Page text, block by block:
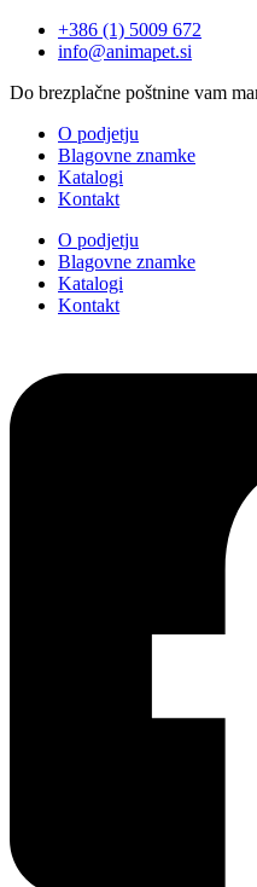
+386 (1) 5009 672
info@animapet.si
Do brezplačne poštnine vam
O podjetju
Blagovne znamke
Katalogi
Kontakt
O podjetju
Blagovne znamke
Katalogi
Kontakt